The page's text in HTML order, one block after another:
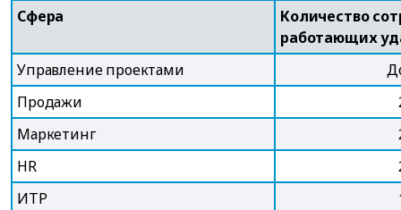
Сфера
Количество
работающих
Управление проектами
Продажи
Маркетинг
HR
ИТР